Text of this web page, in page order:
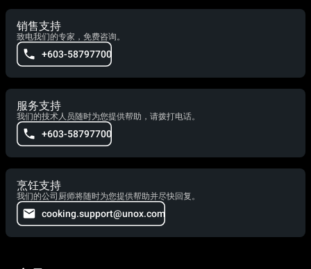
销售支持
致电我们的专家，免费咨询。
+603-58797700
服务支持
我们的技术人员随时为您提供帮助，请拨打电话。
+603-58797700
烹饪支持
我们的公司厨师将随时为您提供帮助并尽快回复。
cooking.support@unox.com